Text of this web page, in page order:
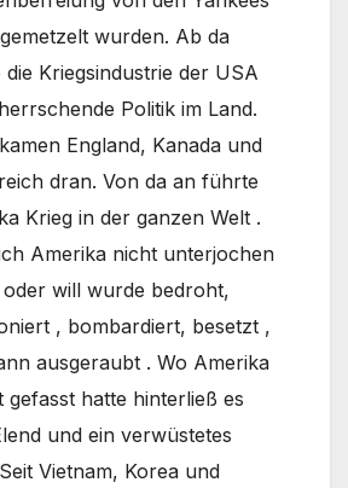
wurden. Ab da
Kriegsindustrie der USA
Politik im Land.
England, Kanada und
dran. Von da an führte
Krieg in der ganzen Welt .
Amerika nicht unterjochen
will wurde bedroht,
, bombardiert, besetzt ,
ausgeraubt . Wo Amerika
gefasst hatte hinterließ es
und ein verwüstetes
Vietnam, Korea und